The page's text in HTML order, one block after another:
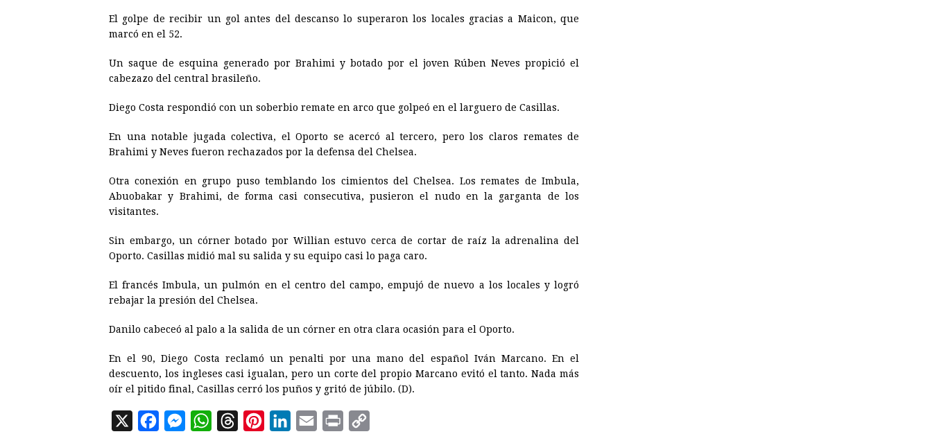
El golpe de recibir un gol antes del descanso lo superaron los locales gracias a Maicon, que
marcó en el 52.
Un saque de esquina generado por Brahimi y botado por el joven Rúben Neves propició el
cabezazo del central brasileño.
Diego Costa respondió con un soberbio remate en arco que golpeó en el larguero de Casillas.
En una notable jugada colectiva, el Oporto se acercó al tercero, pero los claros remates de
Brahimi y Neves fueron rechazados por la defensa del Chelsea.
Otra conexión en grupo puso temblando los cimientos del Chelsea. Los remates de Imbula,
Abuobakar y Brahimi, de forma casi consecutiva, pusieron el nudo en la garganta de los
visitantes.
Sin embargo, un córner botado por Willian estuvo cerca de cortar de raíz la adrenalina del
Oporto. Casillas midió mal su salida y su equipo casi lo paga caro.
El francés Imbula, un pulmón en el centro del campo, empujó de nuevo a los locales y logró
rebajar la presión del Chelsea.
Danilo cabeceó al palo a la salida de un córner en otra clara ocasión para el Oporto.
En el 90, Diego Costa reclamó un penalti por una mano del español Iván Marcano. En el
descuento, los ingleses casi igualan, pero un corte del propio Marcano evitó el tanto. Nada más
oír el pitido final, Casillas cerró los puños y gritó de júbilo. (D).
X M W